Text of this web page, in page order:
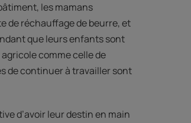
les mamans
de réchauffage de beurre, et
que leurs enfants sont
comme celle de
de continuer à travailler sont
d’avoir leur destin en main